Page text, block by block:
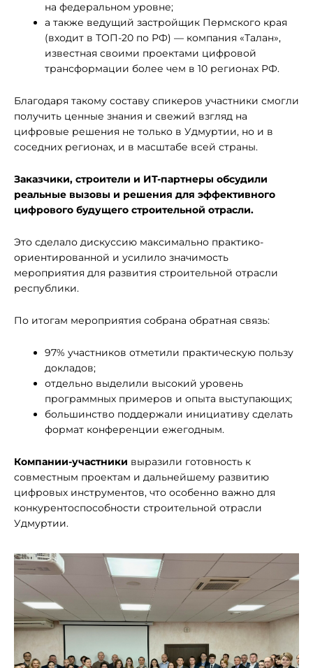
на федеральном уровне;
а также ведущий застройщик Пермского края
(входит в ТОП-20 по РФ) — компания «Талан»,
известная своими проектами цифровой
трансформации более чем в 10 регионах РФ.
Благодаря такому составу спикеров участники смогли
получить ценные знания и свежий взгляд на
цифровые решения не только в Удмуртии, но и в
соседних регионах, и в масштабе всей страны.
Заказчики, строители и ИТ-партнеры обсудили
реальные вызовы и решения для эффективного
цифрового будущего строительной отрасли.
Это сделало дискуссию максимально практико-
ориентированной и усилило значимость
мероприятия для развития строительной отрасли
республики.
По итогам мероприятия собрана обратная связь:
97% участников отметили практическую пользу
докладов;
отдельно выделили высокий уровень
программных примеров и опыта выступающих;
большинство поддержали инициативу сделать
формат конференции ежегодным.
Компании-участники выразили готовность к
совместным проектам и дальнейшему развитию
цифровых инструментов, что особенно важно для
конкурентоспособности строительной отрасли
Удмуртии.